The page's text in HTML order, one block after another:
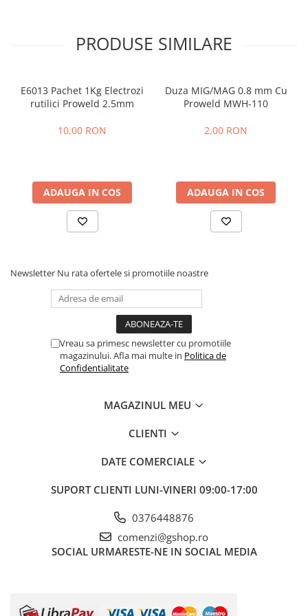
Protectie sudura
Protectie taiere si perforatii
Casti de protectie
Masti de protectie
Ochelari si viziere de protectie
platforma Detoolz FLEXI POWER
Ciocane rotopercutoare cu
acumulator Detoolz FLEXI POWER
Fierastraie circulare cu acumulator
Detoolz FLEXI POWER
Fierastraie pendulare orizontale cu
acumulator Detoolz FLEXI POWER
Fierastraie pendulare verticale
("soricel") cu acumulator Detoolz
acumulator Detoolz FLEXI POWER
Polizoare unghiulare cu
Slefuitoare cu acumulator Detoolz
Accesorii generatoare
Generatoare digitale
PRODUSE SIMILARE
E6013 Pachet 1Kg Electrozi
rutilici Proweld 2.5mm
10,00 RON
ADAUGA IN COS
Duza MIG/MAG 0.8 mm Cu
Proweld MWH-110
2,00 RON
ADAUGA IN COS
Newsletter Nu rata ofertele si promotiile noastre
Vreau sa primesc newsletter cu promotiile
magazinului. Afla mai multe in Politica de
Confidentialitate
MAGAZINUL MEU
CLIENTI
DATE COMERCIALE
SUPORT CLIENTI LUNI-VINERI 09:00-17:00
0376448876
comenzi@gshop.ro
SOCIAL URMARESTE-NE IN SOCIAL MEDIA